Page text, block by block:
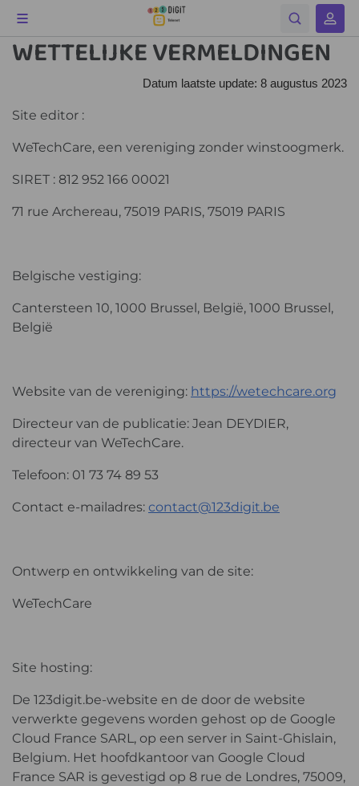
WETTELIJKE VERMELDINGEN
Datum laatste update: 8 augustus 2023
Site editor :
WeTechCare, een vereniging zonder winstoogmerk.
SIRET : 812 952 166 00021
71 rue Archereau, 75019 PARIS, 75019 PARIS
Belgische vestiging:
Cantersteen 10, 1000 Brussel, België, 1000 Brussel,
België
Website van de vereniging: https://wetechcare.org
Directeur van de publicatie: Jean DEYDIER,
directeur van WeTechCare.
Telefoon: 01 73 74 89 53
Contact e-mailadres: contact@123digit.be
Ontwerp en ontwikkeling van de site:
WeTechCare
Site hosting:
De 123digit.be-website en de door de website
verwerkte gegevens worden gehost op de Google
Cloud France SARL, op een server in Saint-Ghislain,
Belgium. Het hoofdkantoor van Google Cloud
France SAR is gevestigd op 8 rue de Londres, 75009,